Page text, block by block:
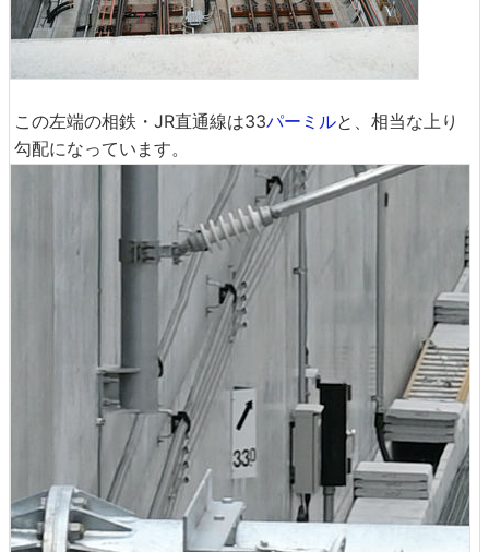
この左端の相鉄・JR直通線は33パーミルと、相当な上り
勾配になっています。